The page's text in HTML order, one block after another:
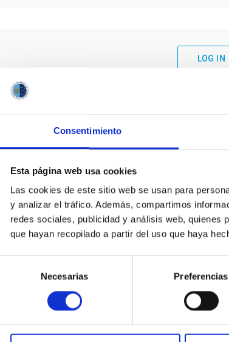
Consentimiento
Esta página web usa cookies
Las cookies de este sitio web se usan para
y analizar el tráfico. Además, compartimos
redes sociales, publicidad y análisis web, quienes
que hayan recopilado a partir del uso que haya
consentimiento
Necesarias Preferencias
ABOUT THE IAC
Legislation
Transparency
Code of ethics and anti-fraud